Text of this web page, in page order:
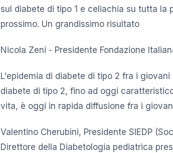
sul diabete di tipo 1 e celiachia su tutta
prossimo. Un grandissimo risultato
Nicola Zeni - Presidente Fondazione
L'epidemia di diabete di tipo 2 fra i
diabete di tipo 2, fino ad oggi
vita, è oggi in rapida diffusione fra i
Valentino Cherubini, Presidente SIEDP
Direttore della Diabetologia pediatrica